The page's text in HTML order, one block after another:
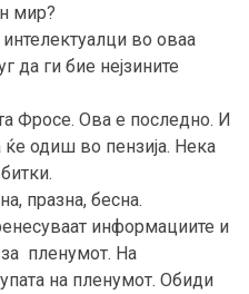
мир?
во оваа
да ги бие нејзините
Ова е последно. И
ќе одиш во пензија. Нека
празна, бесна.
информациите и
за пленумот. На
на пленумот. Обиди